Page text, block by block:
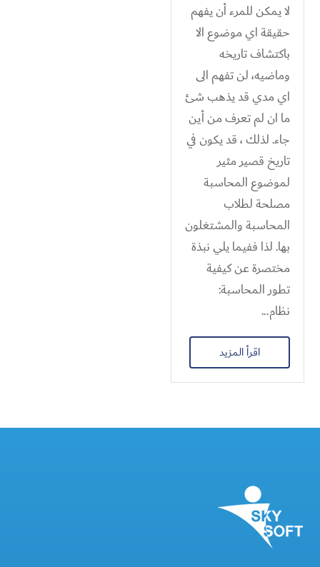
لا يمكن للمرء أن يفهم
حقيقة اي موضوع الا
باكتشاف تاريخه
وماضيه، لن تفهم الى
اي مدي قد يذهب شئ
ما ان لم تعرف من أين
جاء. لذلك ، قد يكون في
تاريخ قصير مثير
لموضوع المحاسبة
مصلحة لطلاب
المحاسبة والمشتغلون
بها. لذا ففيما يلي نبذة
مختصرة عن كيفية
تطور المحاسبة:
نظام...
اقرأ المزيد